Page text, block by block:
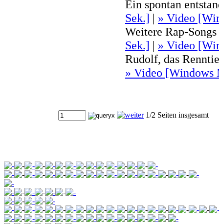
Ein spontan
Sek.] | » Video
Weitere Rap-
Sek.] | » Video
Rudolf, das
» Video [Windows
1/2 Seiten insgesamt